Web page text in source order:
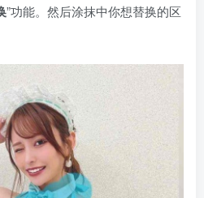
”功能。然后涂抹中你想替换的区